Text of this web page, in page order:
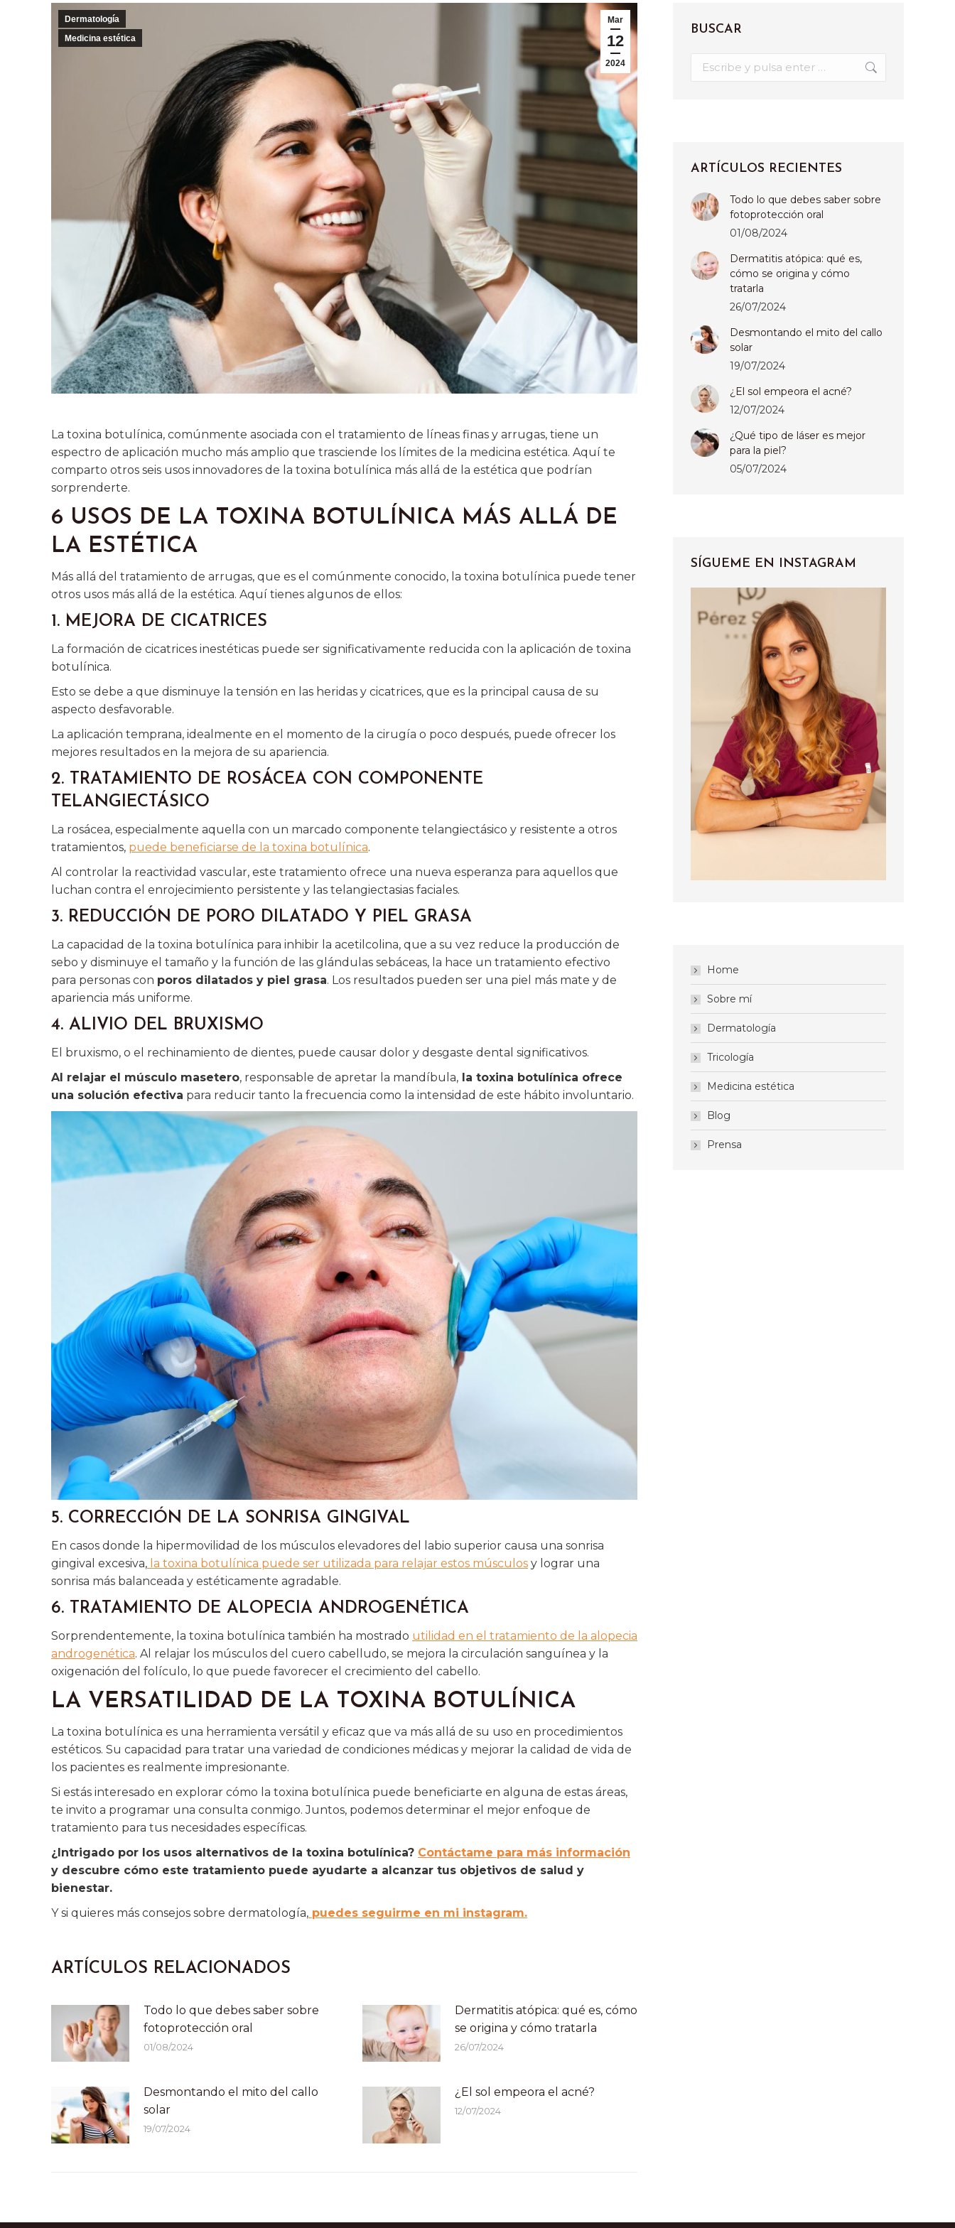
Mar
12
2024
Dermatología
Medicina estética
La toxina botulínica, comúnmente asociada con el tratamiento de líneas finas y arrugas, tiene un
espectro de aplicación mucho más amplio que trasciende los límites de la medicina estética. Aquí te
comparto otros seis usos innovadores de la toxina botulínica más allá de la estética que podrían
sorprenderte.
6 USOS DE LA TOXINA BOTULÍNICA MÁS ALLÁ DE
LA ESTÉTICA
Más allá del tratamiento de arrugas, que es el comúnmente conocido, la toxina botulínica puede tener
otros usos más allá de la estética. Aquí tienes algunos de ellos:
1. MEJORA DE CICATRICES
La formación de cicatrices inestéticas puede ser significativamente reducida con la aplicación de toxina
botulínica.
Esto se debe a que disminuye la tensión en las heridas y cicatrices, que es la principal causa de su
aspecto desfavorable.
La aplicación temprana, idealmente en el momento de la cirugía o poco después, puede ofrecer los
mejores resultados en la mejora de su apariencia.
2. TRATAMIENTO DE ROSÁCEA CON COMPONENTE
TELANGIECTÁSICO
La rosácea, especialmente aquella con un marcado componente telangiectásico y resistente a otros
tratamientos, puede beneficiarse de la toxina botulínica.
Al controlar la reactividad vascular, este tratamiento ofrece una nueva esperanza para aquellos que
luchan contra el enrojecimiento persistente y las telangiectasias faciales.
3. REDUCCIÓN DE PORO DILATADO Y PIEL GRASA
La capacidad de la toxina botulínica para inhibir la acetilcolina, que a su vez reduce la producción de
sebo y disminuye el tamaño y la función de las glándulas sebáceas, la hace un tratamiento efectivo
para personas con poros dilatados y piel grasa. Los resultados pueden ser una piel más mate y de
apariencia más uniforme.
4. ALIVIO DEL BRUXISMO
El bruxismo, o el rechinamiento de dientes, puede causar dolor y desgaste dental significativos.
Al relajar el músculo masetero, responsable de apretar la mandíbula, la toxina botulínica ofrece
una solución efectiva para reducir tanto la frecuencia como la intensidad de este hábito involuntario.
5. CORRECCIÓN DE LA SONRISA GINGIVAL
En casos donde la hipermovilidad de los músculos elevadores del labio superior causa una sonrisa
gingival excesiva, la toxina botulínica puede ser utilizada para relajar estos músculos y lograr una
sonrisa más balanceada y estéticamente agradable.
6. TRATAMIENTO DE ALOPECIA ANDROGENÉTICA
Sorprendentemente, la toxina botulínica también ha mostrado utilidad en el tratamiento de la alopecia
androgenética. Al relajar los músculos del cuero cabelludo, se mejora la circulación sanguínea y la
oxigenación del folículo, lo que puede favorecer el crecimiento del cabello.
LA VERSATILIDAD DE LA TOXINA BOTULÍNICA
La toxina botulínica es una herramienta versátil y eficaz que va más allá de su uso en procedimientos
estéticos. Su capacidad para tratar una variedad de condiciones médicas y mejorar la calidad de vida de
los pacientes es realmente impresionante.
Si estás interesado en explorar cómo la toxina botulínica puede beneficiarte en alguna de estas áreas,
te invito a programar una consulta conmigo. Juntos, podemos determinar el mejor enfoque de
tratamiento para tus necesidades específicas.
¿Intrigado por los usos alternativos de la toxina botulínica? Contáctame para más información
y descubre cómo este tratamiento puede ayudarte a alcanzar tus objetivos de salud y
bienestar.
Y si quieres más consejos sobre dermatología, puedes seguirme en mi instagram.
ARTÍCULOS RELACIONADOS
Todo lo que debes saber sobre
fotoprotección oral
01/08/2024
Dermatitis atópica: qué es, cómo
se origina y cómo tratarla
26/07/2024
Desmontando el mito del callo
solar
19/07/2024
¿El sol empeora el acné?
12/07/2024
BUSCAR
ARTÍCULOS RECIENTES
Todo lo que debes saber sobre
fotoprotección oral
01/08/2024
Dermatitis atópica: qué es,
cómo se origina y cómo
tratarla
26/07/2024
Desmontando el mito del callo
solar
19/07/2024
¿El sol empeora el acné?
12/07/2024
¿Qué tipo de láser es mejor
para la piel?
05/07/2024
SÍGUEME EN INSTAGRAM
Home
Sobre mí
Dermatología
Tricología
Medicina estética
Blog
Prensa